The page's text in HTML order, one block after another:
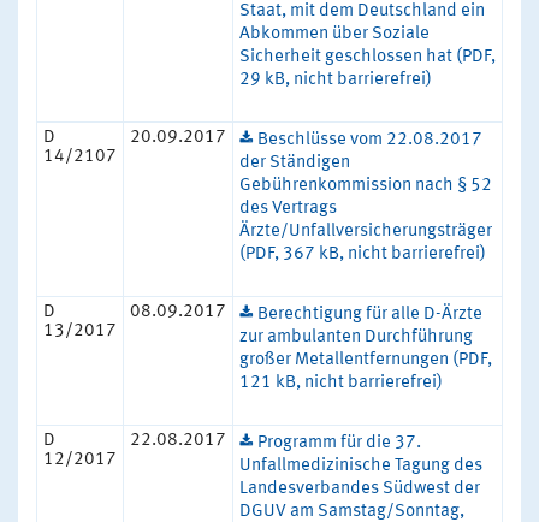
Staat, mit dem Deutschland ein
Abkommen über Soziale
Sicherheit geschlossen hat (PDF,
29 kB, nicht barrierefrei)
D
14/2107
20.09.2017
Beschlüsse vom 22.08.2017
der Ständigen
Gebührenkommission nach § 52
des Vertrags
Ärzte/Unfallversicherungsträger
(PDF, 367 kB, nicht barrierefrei)
D
13/2017
08.09.2017
Berechtigung für alle D-Ärzte
zur ambulanten Durchführung
großer Metallentfernungen (PDF,
121 kB, nicht barrierefrei)
D
12/2017
22.08.2017
Programm für die 37.
Unfallmedizinische Tagung des
Landesverbandes Südwest der
DGUV am Samstag/Sonntag,